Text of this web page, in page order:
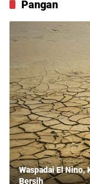
Pangan
Waspadai El Nino,
Bersih